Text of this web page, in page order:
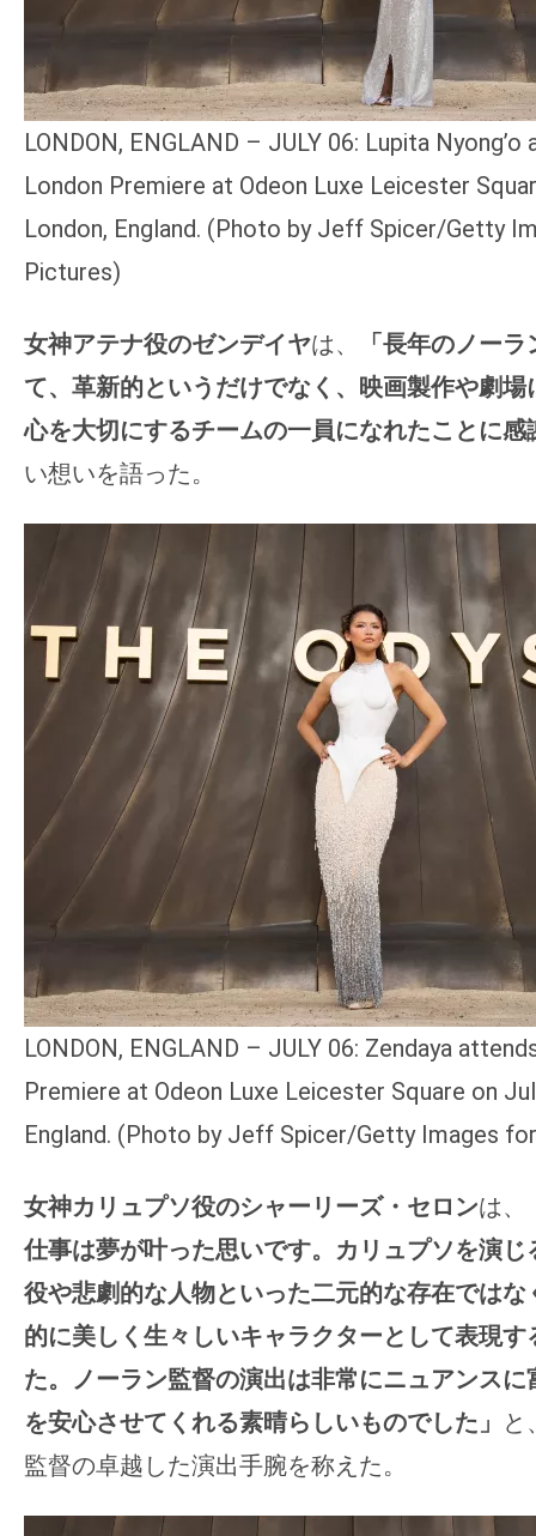
LONDON, ENGLAND – JULY 06: Lupita Nyong’o
London Premiere at Odeon Luxe Leicester
London, England. (Photo by Jeff Spicer/Getty
Pictures)
女神アテナ役のゼンデイヤは、
「長年のノー
て、革新的というだけでなく、映画製作や劇
心を大切にするチームの一員になれたことに感
い想いを語った。
LONDON, ENGLAND – JULY 06: Zendaya
Premiere at Odeon Luxe Leicester Square on
England. (Photo by Jeff Spicer/Getty Images
女神カリュプソ役のシャーリーズ・セロンは、
仕事は夢が叶った思いです。カリュプソを演
役や悲劇的な人物といった二元的な存在では
的に美しく生々しいキャラクターとして表現
た。ノーラン監督の演出は非常にニュアンス
を安心させてくれる素晴らしいものでした」 と
監督の卓越した演出手腕を称えた。